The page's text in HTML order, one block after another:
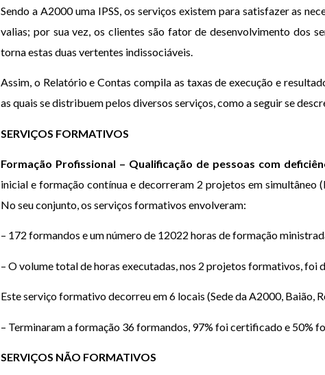
Sendo a A2000 uma IPSS, os serviços existem para satisfazer as
valias; por sua vez, os clientes são fator de desenvolvimento dos
torna estas duas vertentes indissociáveis.
Assim, o Relatório e Contas compila as taxas de execução e
as quais se distribuem pelos diversos serviços, como a seguir se
SERVIÇOS FORMATIVOS
Formação Profissional – Qualificação de pessoas com
inicial e formação contínua e decorreram 2 projetos em
No seu conjunto, os serviços formativos envolveram:
– 172 formandos e um número de 12022 horas de formação
– O volume total de horas executadas, nos 2 projetos formativos, foi
Este serviço formativo decorreu em 6 locais (Sede da A2000, Baião,
– Terminaram a formação 36 formandos, 97% foi certificado e 50%
SERVIÇOS NÃO FORMATIVOS